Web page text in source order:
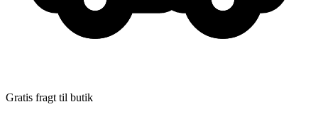
Gratis fragt til butik